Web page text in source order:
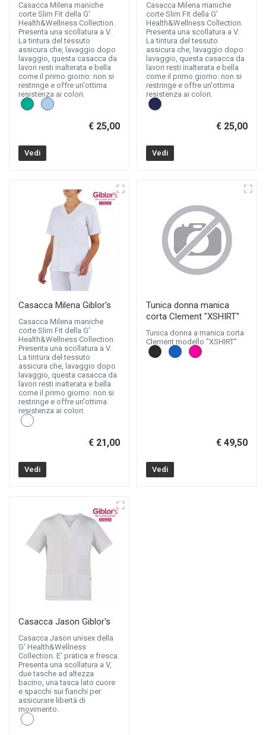
Casacca Milena maniche
corte Slim Fit della G'
Health&Wellness Collection.
Presenta una scollatura a V.
La tintura del tessuto
assicura che, lavaggio dopo
lavaggio, questa casacca da
lavori resti inalterata e bella
come il primo giorno: non si
restringe e offre un'ottima
resistenza ai colori.
€ 25,00
Vedi
Casacca Milena maniche
corte Slim Fit della G'
Health&Wellness Collection.
Presenta una scollatura a V.
La tintura del tessuto
assicura che, lavaggio dopo
lavaggio, questa casacca da
lavori resti inalterata e bella
come il primo giorno: non si
restringe e offre un'ottima
resistenza ai colori.
€ 25,00
Vedi
Casacca Milena Giblor's
Casacca Milena maniche
corte Slim Fit della G'
Health&Wellness Collection.
Presenta una scollatura a V.
La tintura del tessuto
assicura che, lavaggio dopo
lavaggio, questa casacca da
lavori resti inalterata e bella
come il primo giorno: non si
restringe e offre un'ottima
resistenza ai colori.
€ 21,00
Vedi
Tunica donna manica
corta Clement "XSHIRT"
Tunica donna a manica corta
Clement modello "XSHIRT"
€ 49,50
Vedi
Casacca Jason Giblor's
Casacca Jason unisex della
G' Health&Wellness
Collection. E' pratica e fresca.
Presenta una scollatura a V,
due tasche ad altezza
bacino, una tasca lato cuore
e spacchi sui fianchi per
assicurare libertà di
movimento.